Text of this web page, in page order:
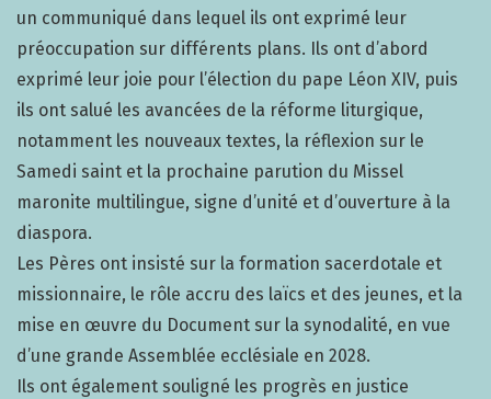
un communiqué dans lequel ils ont exprimé leur
préoccupation sur différents plans. Ils ont d’abord
exprimé leur joie pour l’élection du pape Léon XIV, puis
ils ont salué les avancées de la réforme liturgique,
notamment les nouveaux textes, la réflexion sur le
Samedi saint et la prochaine parution du Missel
maronite multilingue, signe d’unité et d’ouverture à la
diaspora.
Les Pères ont insisté sur la formation sacerdotale et
missionnaire, le rôle accru des laïcs et des jeunes, et la
mise en œuvre du Document sur la synodalité, en vue
d’une grande Assemblée ecclésiale en 2028.
Ils ont également souligné les progrès en justice